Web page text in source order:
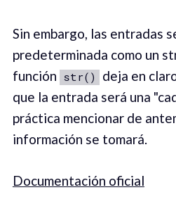
Sin embargo, las entradas
predeterminada como un
función str()
deja en
que la entrada será una
práctica mencionar de
información se tomará.
Documentación oficial